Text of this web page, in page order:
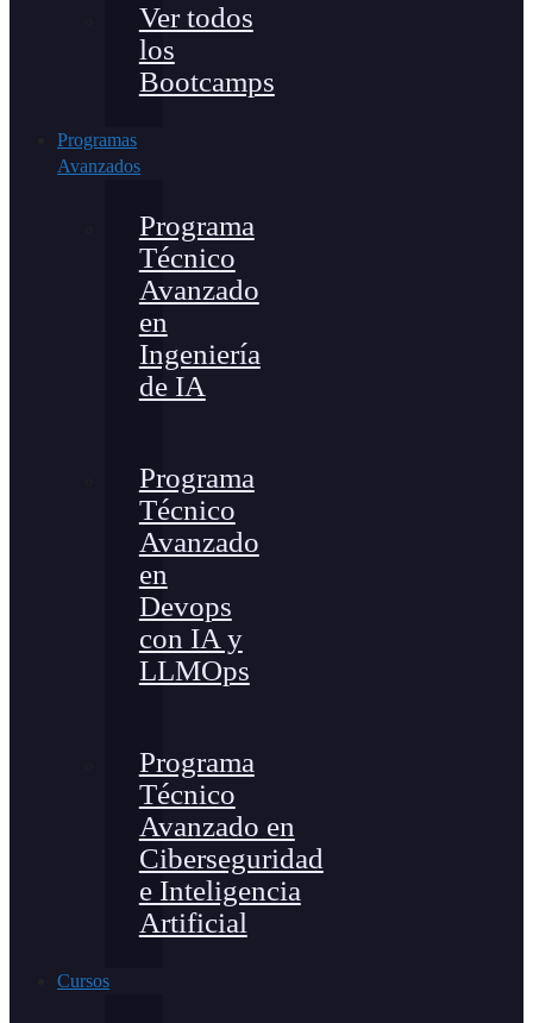
Ver todos
los
Bootcamps
Programas
Avanzados
Programa
Técnico
Avanzado
en
Ingeniería
de IA
Programa
Técnico
Avanzado
en
Devops
con IA y
LLMOps
Programa
Técnico
Avanzado en
Ciberseguridad
e Inteligencia
Artificial
Cursos